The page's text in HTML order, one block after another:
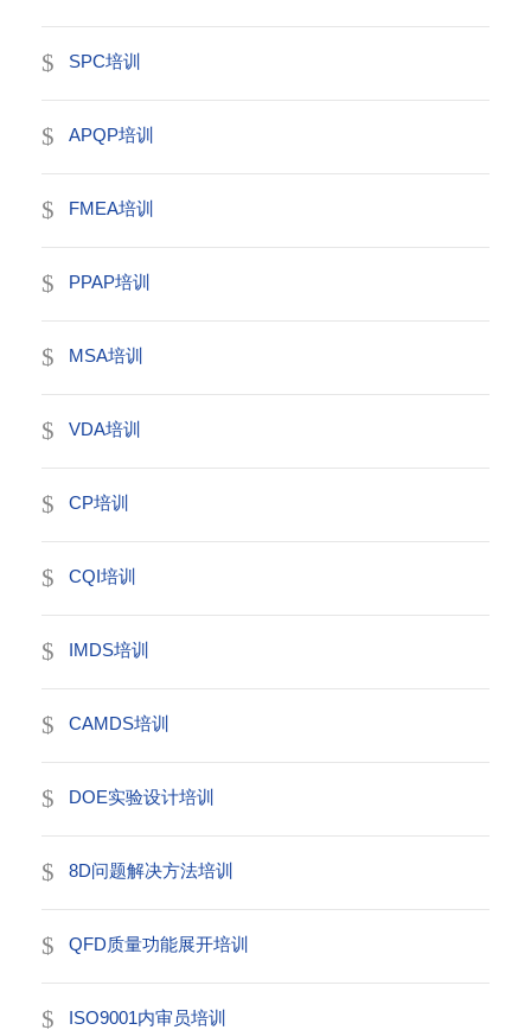
SPC培训
APQP培训
FMEA培训
PPAP培训
MSA培训
VDA培训
CP培训
CQI培训
IMDS培训
CAMDS培训
DOE实验设计培训
8D问题解决方法培训
QFD质量功能展开培训
ISO9001内审员培训